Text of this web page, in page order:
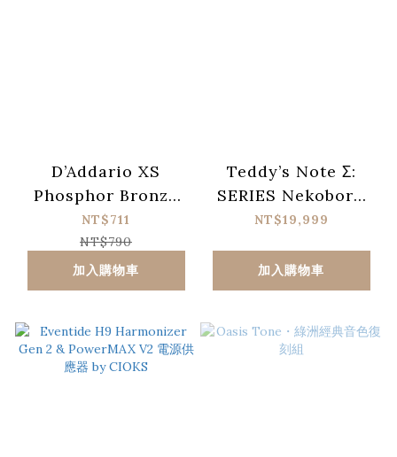
D’Addario XS
Phosphor Bronze
XSAPB1253 覆膜磷青
銅民謠吉他套弦 (012-
053)
NT$711
NT$790
加入購物車
Teddy’s Note Σ:
SERIES Nekoboru
真空管 Bass 前級
NT$19,999
加入購物車